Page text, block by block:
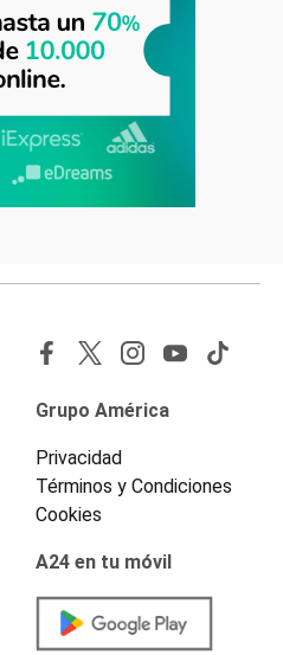
Grupo América
Privacidad
Términos y Condiciones
Cookies
A24 en tu móvil